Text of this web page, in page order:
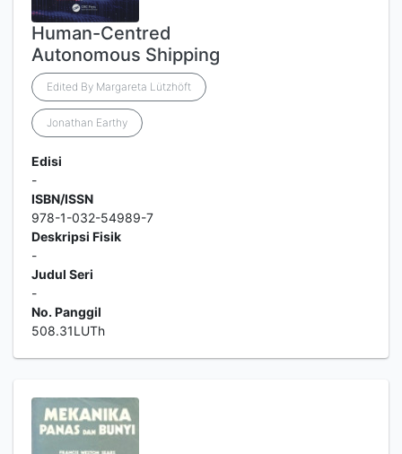
Human-Centred
Autonomous Shipping
Edited By Margareta Lützhöft
Jonathan Earthy
Edisi
-
ISBN/ISSN
978-1-032-54989-7
Deskripsi Fisik
-
Judul Seri
-
No. Panggil
508.31LUTh